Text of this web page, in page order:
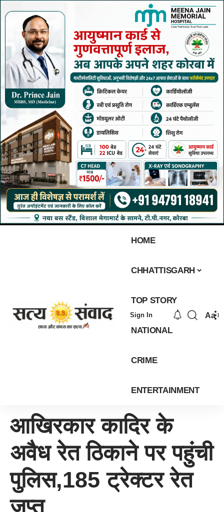
HOME
CHHATTISGARH
TOP STORY
NATIONAL
CRIME
ENTERTAINMENT
Sign In Aa
आखिरकार कादिर के
अवैध रेत ठिकाने पर पहुंची
पुलिस,185 ट्रेक्टर रेत
जप्त